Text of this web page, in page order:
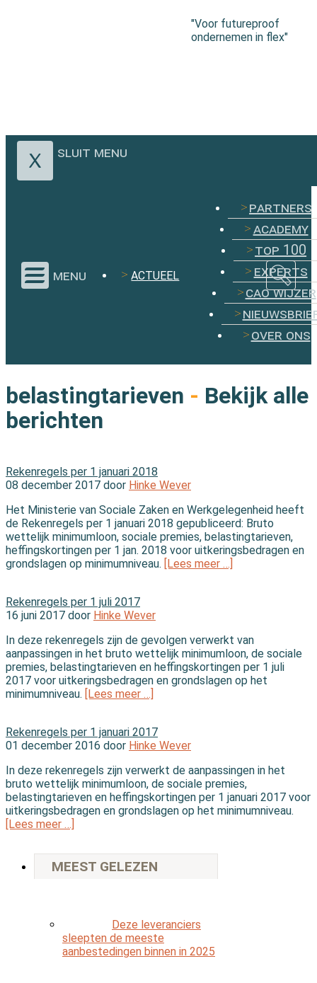
"Voor futureproof
ondernemen in flex"
sluit menu
menu ACTUEEL
partners
academy
top 100
experts
cao wijzer
over ons
belastingtarieven - Bekijk alle
berichten
Rekenregels per 1 januari 2018
08 december 2017 door Hinke Wever
Het Ministerie van Sociale Zaken en Werkgelegenheid heeft
de Rekenregels per 1 januari 2018 gepubliceerd: Bruto
wettelijk minimumloon, sociale premies, belastingtarieven,
heffingskortingen per 1 jan. 2018 voor uitkeringsbedragen en
grondslagen op minimumniveau. [Lees meer …]
Rekenregels per 1 juli 2017
16 juni 2017 door Hinke Wever
In deze rekenregels zijn de gevolgen verwerkt van
aanpassingen in het bruto wettelijk minimumloon, de sociale
premies, belastingtarieven en heffingskortingen per 1 juli
2017 voor uitkeringsbedragen en grondslagen op het
minimumniveau. [Lees meer …]
Rekenregels per 1 januari 2017
01 december 2016 door Hinke Wever
In deze rekenregels zijn verwerkt de aanpassingen in het
bruto wettelijk minimumloon, de sociale premies,
belastingtarieven en heffingskortingen per 1 januari 2017 voor
uitkeringsbedragen en grondslagen op het minimumniveau.
[Lees meer …]
MEEST GELEZEN
Deze leveranciers
sleepten de meeste
aanbestedingen binnen in 2025